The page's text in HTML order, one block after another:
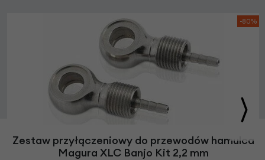
-80%
Zestaw przyłączeniowy do przewodów hamulca
Magura XLC Banjo Kit 2,2 mm